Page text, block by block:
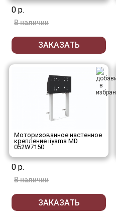
0 р.
В наличии
ЗАКАЗАТЬ
Моторизованное настенное
крепление iiyama MD
052W7150
0 р.
В наличии
ЗАКАЗАТЬ